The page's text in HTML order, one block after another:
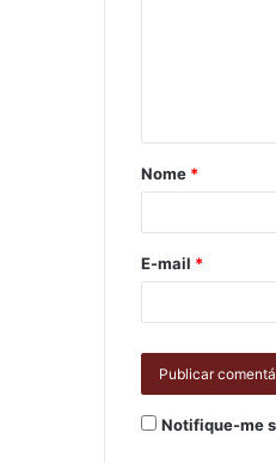
Nome *
E-mail *
Notifique-me